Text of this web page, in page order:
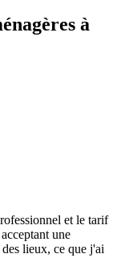
à
et le tarif
une
lieux, ce que j'ai